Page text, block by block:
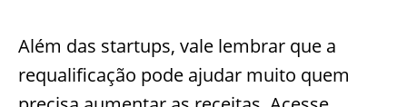
Além das startups, vale lembrar que a
requalificação pode ajudar muito quem